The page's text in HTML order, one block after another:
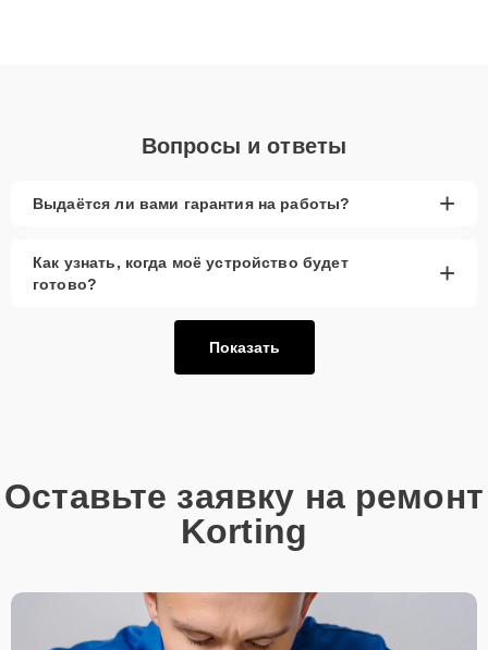
Вопросы и ответы
Выдаётся ли вами гарантия на работы? +
Как узнать, когда моё устройство будет
готово?
+
Показать
Оставьте заявку на ремонт
Korting